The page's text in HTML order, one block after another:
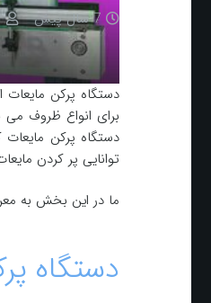
7 سال پیش
دستگاه پرکن
برای انواع ظروف
توانایی پر کردن
ما در این بخش به
دستگاه